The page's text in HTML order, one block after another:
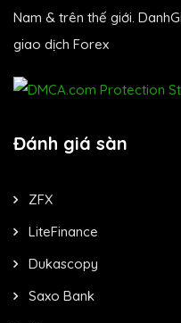
Nam & trên thế giới.
giao dịch Forex
Đánh giá sàn
ZFX
LiteFinance
Dukascopy
Saxo Bank